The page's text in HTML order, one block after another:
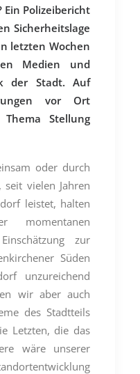
Ein Polizeibericht
Sicherheitslage
letzten Wochen
Medien und
der Stadt. Auf
vor Ort
Stellung
oder durch
seit vielen Jahren
leistet, halten
zur
Süden
unzureichend
wir aber auch
des Stadtteils
Letzten, die das
wäre unserer